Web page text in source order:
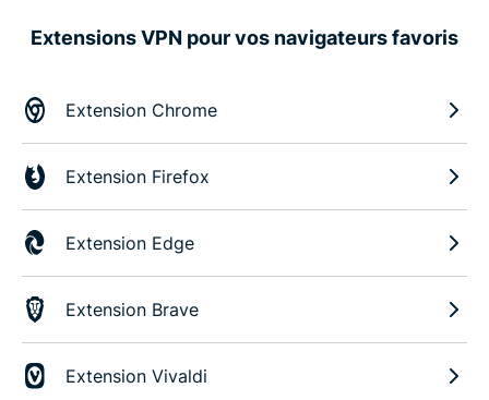
Extensions VPN pour vos navigateurs favoris
Extension Chrome
Extension Firefox
Extension Edge
Extension Brave
Extension Vivaldi